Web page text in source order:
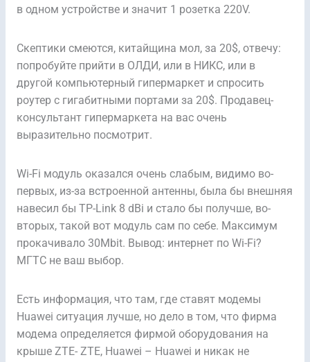
в одном устройстве и значит 1 розетка 220V.
Скептики смеются, китайщина мол, за 20$, отвечу:
попробуйте прийти в ОЛДИ, или в НИКС, или в
другой компьютерный гипермаркет и спросить
роутер с гигабитными портами за 20$. Продавец-
консультант гипермаркета на вас очень
выразительно посмотрит.
Wi-Fi модуль оказался очень слабым, видимо во-
первых, из-за встроенной антенны, была бы внешняя
навесил бы TP-Link 8 dBi и стало бы получше, во-
вторых, такой вот модуль сам по себе. Максимум
прокачивало 30Mbit. Вывод: интернет по Wi-Fi?
МГТС не ваш выбор.
Есть информация, что там, где ставят модемы
Huawei ситуация лучше, но дело в том, что фирма
модема определяется фирмой оборудования на
крыше ZTE- ZTE, Huawei – Huawei и никак не